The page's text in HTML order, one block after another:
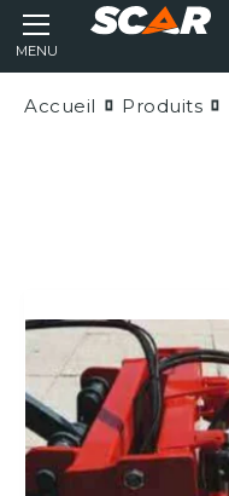
MENU
Accueil Produits